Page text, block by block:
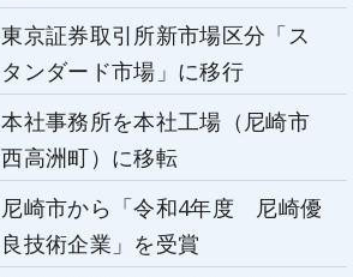
東京証券取引所新市場区分「ス
タンダード市場」に移行
本社事務所を本社工場（尼崎市
西高洲町）に移転
尼崎市から「令和4年度 尼崎優
良技術企業」を受賞